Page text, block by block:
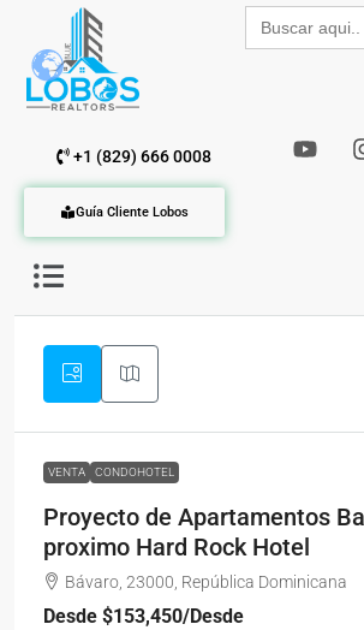
Buscar:
+1 (829) 666 0008
Guía Cliente Lobos
VENTA CONDOHOTEL
Proyecto de Apartamentos
proximo Hard Rock Hotel
Bávaro, 23000, República Dominicana
Desde $153,450/Desde